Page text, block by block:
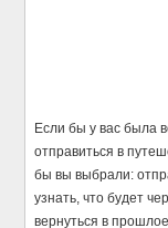
Если бы у вас была
отправиться в
бы вы выбрали:
узнать, что будет
вернуться в